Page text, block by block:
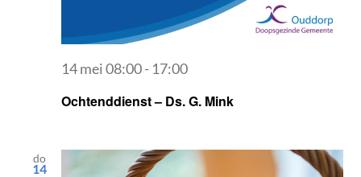
Ochtenddienst – Ds. G. Mink
14 mei 08:00- 17:00
do
14